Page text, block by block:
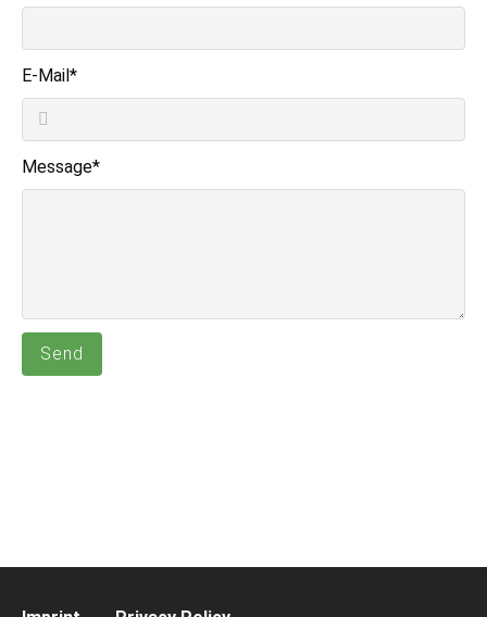
Pflichtfeld
E-Mail*
Pflichtfeld
Message*
Send